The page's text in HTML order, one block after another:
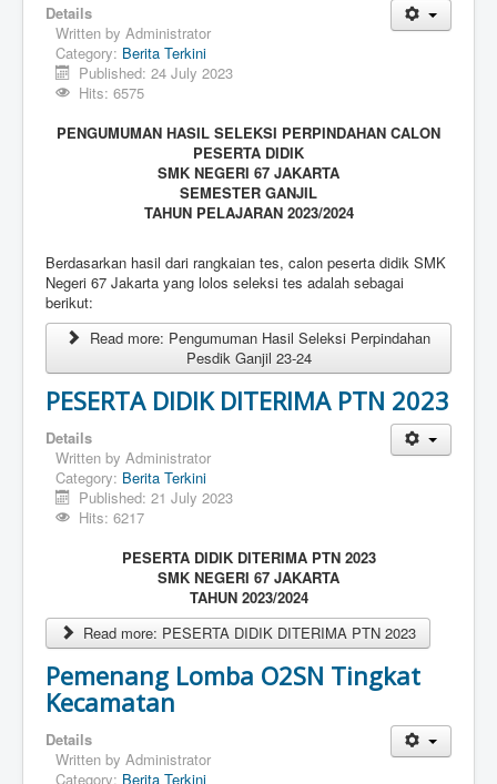
Details
Written by Administrator
Category: Berita Terkini
Published: 24 July 2023
Hits: 6575
PENGUMUMAN HASIL SELEKSI PERPINDAHAN CALON
PESERTA DIDIK
SMK NEGERI 67 JAKARTA
SEMESTER GANJIL
TAHUN PELAJARAN 2023/2024
Berdasarkan hasil dari rangkaian tes, calon peserta didik SMK
Negeri 67 Jakarta yang lolos seleksi tes adalah sebagai
berikut:
Read more: Pengumuman Hasil Seleksi Perpindahan
Pesdik Ganjil 23-24
PESERTA DIDIK DITERIMA PTN 2023
Details
Written by Administrator
Category: Berita Terkini
Published: 21 July 2023
Hits: 6217
PESERTA DIDIK DITERIMA PTN 2023
SMK NEGERI 67 JAKARTA
TAHUN 2023/2024
Read more: PESERTA DIDIK DITERIMA PTN 2023
Pemenang Lomba O2SN Tingkat
Kecamatan
Details
Written by Administrator
Category: Berita Terkini